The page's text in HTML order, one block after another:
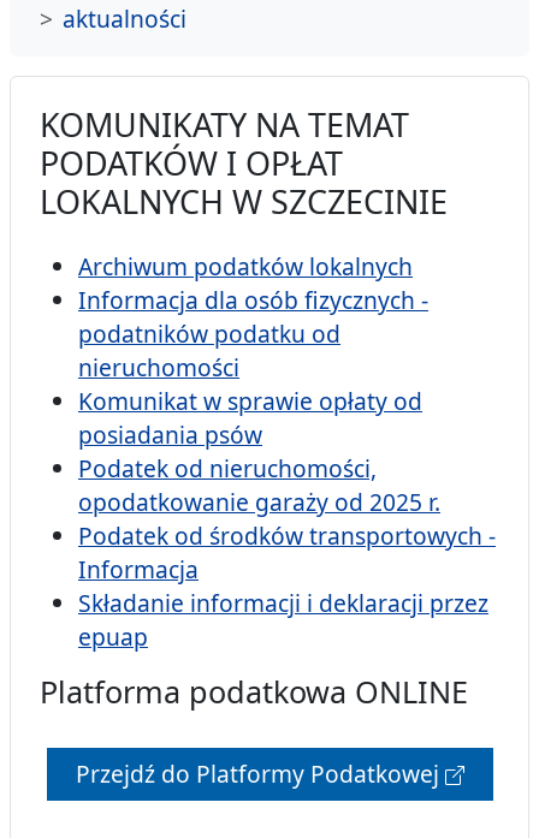
aktualności
KOMUNIKATY NA TEMAT
PODATKÓW I OPŁAT
LOKALNYCH W SZCZECINIE
Archiwum podatków lokalnych
Informacja dla osób fizycznych -
podatników podatku od
nieruchomości
Komunikat w sprawie opłaty od
posiadania psów
Podatek od nieruchomości,
opodatkowanie garaży od 2025 r.
Podatek od środków transportowych -
Informacja
Składanie informacji i deklaracji przez
epuap
Platforma podatkowa ONLINE
Przejdź do Platformy Podatkowej